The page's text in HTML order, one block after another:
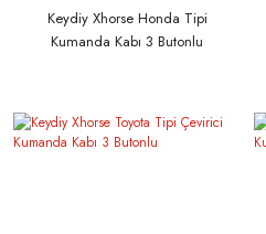
Keydiy Xhorse Honda Tipi
Kumanda Kabı 3 Butonlu